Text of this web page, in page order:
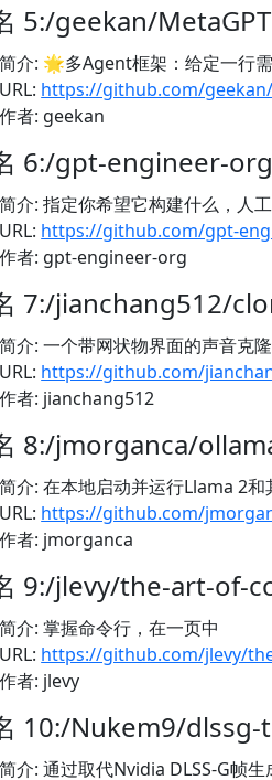
5:/geekan/MetaGPT
简介: 🌟多Agent框架：给定一行
URL: https://github.com/
作者: geekan
6:/gpt-engineer-
简介: 指定你希望它构建什么，人
URL: https://github.com/gpt-
作者: gpt-engineer-org
7:/jianchang512/
简介: 一个带网状物界面的声音克
URL: https://github.com/
作者: jianchang512
8:/jmorganca/
简介: 在本地启动并运行Llama 2和
URL: https://github.com/
作者: jmorganca
9:/jlevy/the-art-of-
简介: 掌握命令行，在一页中
URL: https://github.com/jlevy/
作者: jlevy
10:/Nukem9/dlssg-
简介: 通过取代Nvidia DLSS-G帧